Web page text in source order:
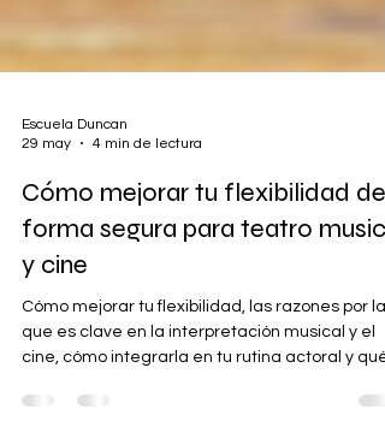
Escuela Duncan
Cómo mejorar tu flexibilidad de
forma segura para teatro
y cine
Cómo mejorar tu flexibilidad, las razones por las
que es clave en la interpretación musical y el